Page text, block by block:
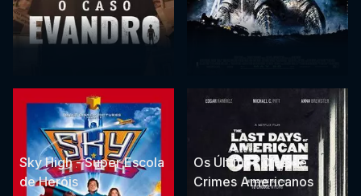
Sky High - Super Escola
de Heróis
Os Últimos Dias de
Crimes Americanos